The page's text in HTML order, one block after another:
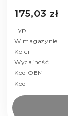
175,03 zł
Typ
W magazynie
Kolor
Wydajność
Kod OEM
Kod